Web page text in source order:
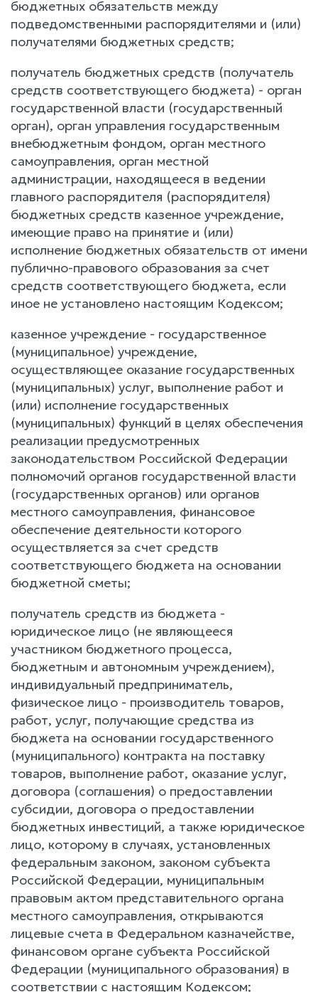
бюджетных обязательств между
подведомственными распорядителями и (или)
получателями бюджетных средств;
получатель бюджетных средств (получатель
средств соответствующего бюджета) - орган
государственной власти (государственный
орган), орган управления государственным
внебюджетным фондом, орган местного
самоуправления, орган местной
администрации, находящееся в ведении
главного распорядителя (распорядителя)
бюджетных средств казенное учреждение,
имеющие право на принятие и (или)
исполнение бюджетных обязательств от имени
публично-правового образования за счет
средств соответствующего бюджета, если
иное не установлено настоящим Кодексом;
казенное учреждение - государственное
(муниципальное) учреждение,
осуществляющее оказание государственных
(муниципальных) услуг, выполнение работ и
(или) исполнение государственных
(муниципальных) функций в целях обеспечения
реализации предусмотренных
законодательством Российской Федерации
полномочий органов государственной власти
(государственных органов) или органов
местного самоуправления, финансовое
обеспечение деятельности которого
осуществляется за счет средств
соответствующего бюджета на основании
бюджетной сметы;
получатель средств из бюджета -
юридическое лицо (не являющееся
участником бюджетного процесса,
бюджетным и автономным учреждением),
индивидуальный предприниматель,
физическое лицо - производитель товаров,
работ, услуг, получающие средства из
бюджета на основании государственного
(муниципального) контракта на поставку
товаров, выполнение работ, оказание услуг,
договора (соглашения) о предоставлении
субсидии, договора о предоставлении
бюджетных инвестиций, а также юридическое
лицо, которому в случаях, установленных
федеральным законом, законом субъекта
Российской Федерации, муниципальным
правовым актом представительного органа
местного самоуправления, открываются
лицевые счета в Федеральном казначействе,
финансовом органе субъекта Российской
Федерации (муниципального образования) в
соответствии с настоящим Кодексом;